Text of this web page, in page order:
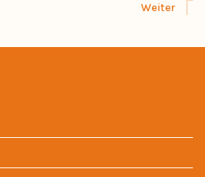
Weiter